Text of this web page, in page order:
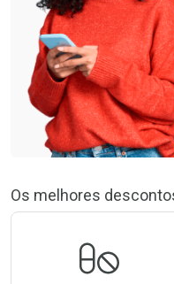
Os melhores